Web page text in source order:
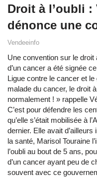
Droit à l’oubli :
dénonce une
Vendeeinfo
Une convention sur le droit
d’un cancer a été signée
Ligue contre le cancer et
malade du cancer, le droit
normalement ! » rappelle
C’est pour défendre les
qu’elle s’était mobilisée à
dernier. Elle avait
la santé, Marisol Touraine
l’oubli au bout de 5 ans,
d’un cancer ayant peu de
souvent avec ce